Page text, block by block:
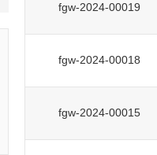
fgw-2024-00019
fgw-2024-00018
fgw-2024-00015